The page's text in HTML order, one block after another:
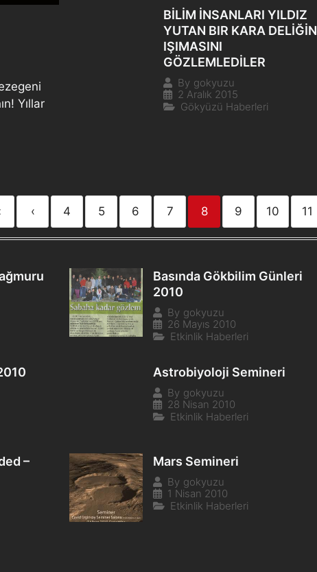
Yıllar
BİLİM İNSANLARI YILDIZ
YUTAN BIR KARA DELİĞİN
IŞIMASINI
GÖZLEMLEDİLER
By gokyuzu
2 Aralık 2015
Gökyüzü Haberleri
‹ 4 5 6 7 8 9 10 11
Basında Gökbilim Günleri
2010
By gokyuzu
26 Mayıs 2010
Etkinlik Haberleri
Astrobiyoloji Semineri
By gokyuzu
28 Nisan 2010
Etkinlik Haberleri
–
Mars Semineri
By gokyuzu
1 Nisan 2010
Etkinlik Haberleri